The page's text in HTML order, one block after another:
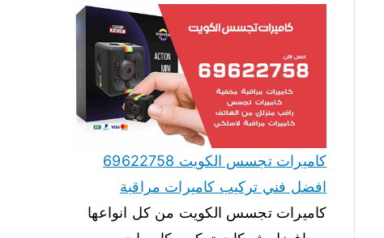
كاميرات تجسس الكويت 69622758
افضل فني تركيب كاميرات مراقبة
كاميرات تجسس الكويت من كل انواعها